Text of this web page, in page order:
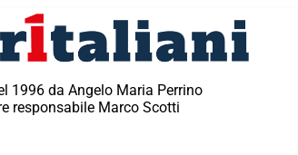
1996 da Angelo Maria Perrino
responsabile Marco Scotti